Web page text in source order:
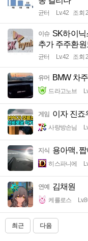
균터 Lv.42 조회
이슈 SK하이닉
추가 주주환원
균터 Lv.42 조회
유머 BMW 차
드라고노브
게임 이자 진죠
사랑방손님
지식 용아맥,
히스파니에
연예 김채원
케를로스
최근 다음